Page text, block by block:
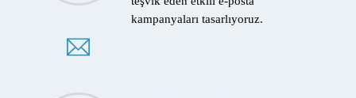
kampanyaları tasarlıyoruz.